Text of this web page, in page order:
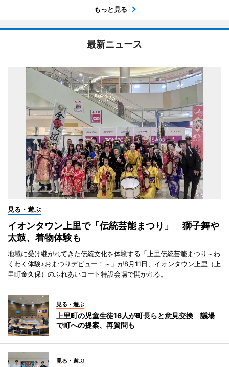
もっと見る
最新ニュース
見る・遊ぶ
イオンタウン上里で「伝統芸能まつり」 獅子舞や
太鼓、着物体験も
地域に受け継がれてきた伝統文化を体験する「上里伝統芸能まつり～わ
くわく体験♪おまつりデビュー！～」が8月11日、イオンタウン上里（上
里町金久保）のふれあいコート特設会場で開かれる。
見る・遊ぶ
上里町の児童生徒16人が町長らと意見交換 議場
で町への提案、再質問も
見る・遊ぶ